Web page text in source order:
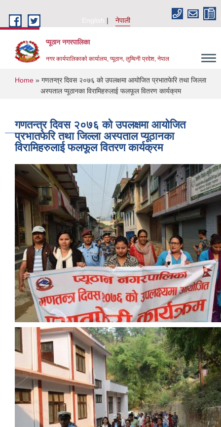
English
नेपाली
प्यूठान नगरपालिका
नगर कार्यपालिकाकाे कार्यालय, प्यूठान, लुम्विनी प्रदेश, नेपाल
You are here
Home » गणतन्त्र दिवस २०७६ को उपलक्षमा आयोजित प्रभातफेरि तथा जिल्ला
अस्पताल प्यूठानका विरामिहरुलाई फलफूल वितरण कार्यक्रम
गणतन्त्र दिवस २०७६ को उपलक्षमा आयोजित
प्रभातफेरि तथा जिल्ला अस्पताल प्यूठानका
विरामिहरुलाई फलफूल वितरण कार्यक्रम